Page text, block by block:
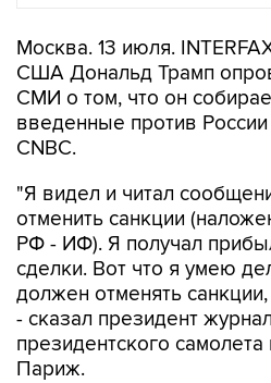
Москва. 13 июля.
США Дональд Трамп
СМИ о том, что он
введенные против
CNBC.
"Я видел и читал
отменить санкции
РФ - ИФ). Я получал
сделки. Вот что я умею
должен отменять
- сказал президент
президентского
Париж.